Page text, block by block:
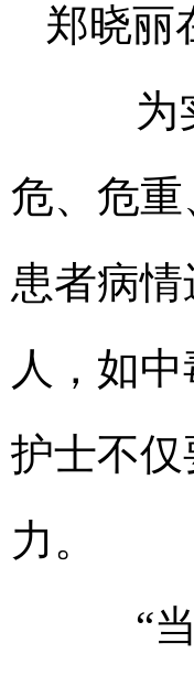
郑晓丽
为实
危、危
患者病
人，如
护士不
力。
“当